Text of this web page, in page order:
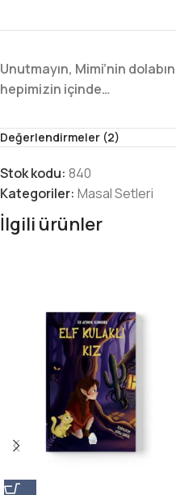
Unutmayın, Mimi’nin
hepimizin içinde…
Değerlendirmeler (2)
Stok kodu: 840
Kategoriler: Masal Setleri
İlgili ürünler